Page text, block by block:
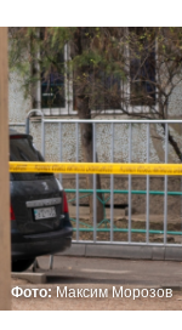
Фото:Максим Морозов